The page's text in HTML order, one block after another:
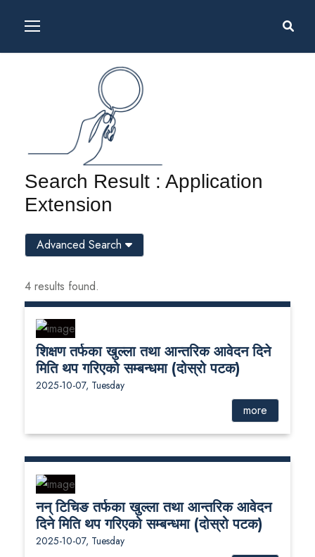
Search Result : Application
Extension
4 results found.
शिक्षण तर्फका खुल्ला तथा आन्तरिक आवेदन दिने
मिति थप गरिएको सम्बन्धमा (दोस्रो पटक)
2025-10-07, Tuesday
more
नन् टिचिङ तर्फका खुल्ला तथा आन्तरिक आवेदन
दिने मिति थप गरिएको सम्बन्धमा (दोस्रो पटक)
2025-10-07, Tuesday
Advanced Search